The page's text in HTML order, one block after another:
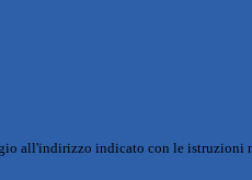
all'indirizzo indicato con le istruzioni